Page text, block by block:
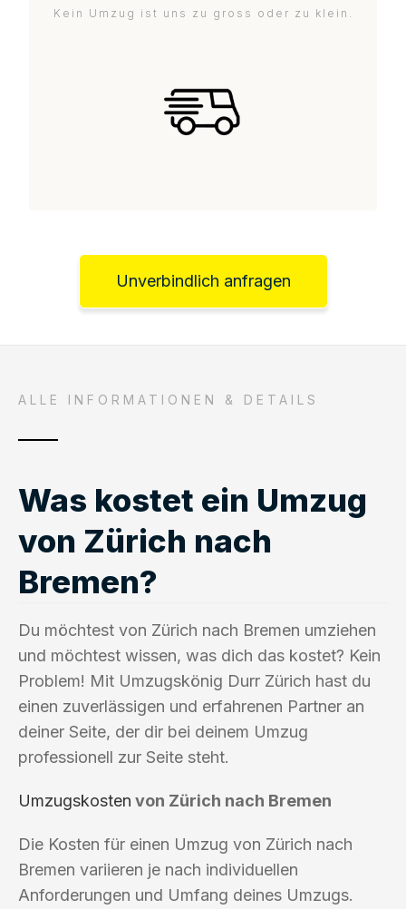
Kein Umzug ist uns zu gross oder zu klein.
Unverbindlich anfragen
ALLE INFORMATIONEN & DETAILS
Was kostet ein Umzug
von Zürich nach
Bremen?
Du möchtest von Zürich nach Bremen umziehen
und möchtest wissen, was dich das kostet? Kein
Problem! Mit Umzugskönig Durr Zürich hast du
einen zuverlässigen und erfahrenen Partner an
deiner Seite, der dir bei deinem Umzug
professionell zur Seite steht.
Umzugskosten von Zürich nach Bremen
Die Kosten für einen Umzug von Zürich nach
Bremen variieren je nach individuellen
Anforderungen und Umfang deines Umzugs.